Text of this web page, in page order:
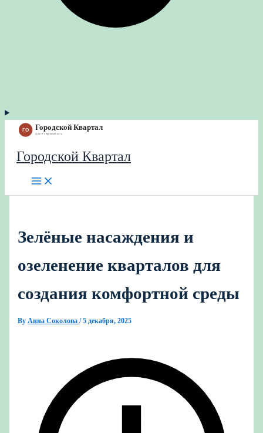
Городской Квартал
Зелёные насаждения и
озеленение кварталов для
создания комфортной среды
ByАнна Соколова/5 декабря, 2025